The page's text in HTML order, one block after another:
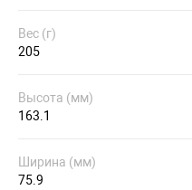
Вес (г)
205
Высота (мм)
163.1
Ширина (мм)
75.9